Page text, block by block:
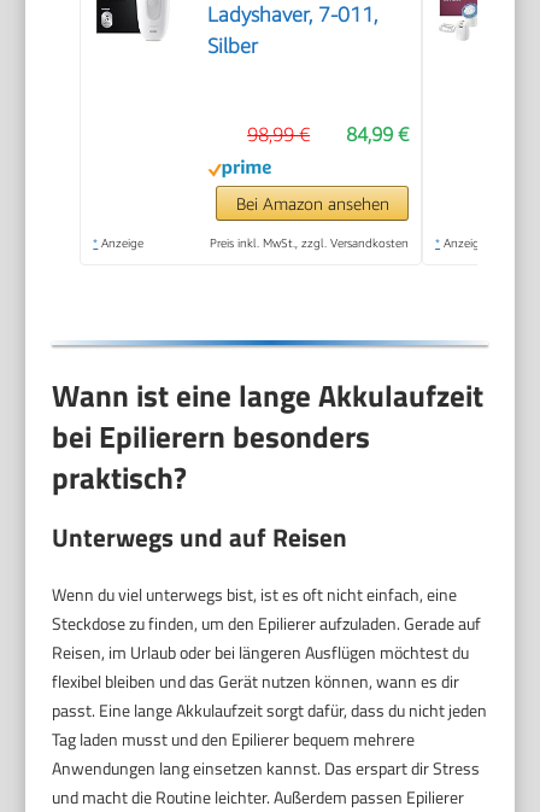
Ladyshaver, 7-011,
Silber
84,99 €
98,99 €
Bei Amazon ansehen
* Anzeige Preis inkl. MwSt., zzgl. Versandkosten * Anzeige
Wann ist eine lange Akkulaufzeit
bei Epilierern besonders
praktisch?
Unterwegs und auf Reisen
Wenn du viel unterwegs bist, ist es oft nicht einfach, eine
Steckdose zu finden, um den Epilierer aufzuladen. Gerade auf
Reisen, im Urlaub oder bei längeren Ausflügen möchtest du
flexibel bleiben und das Gerät nutzen können, wann es dir
passt. Eine lange Akkulaufzeit sorgt dafür, dass du nicht jeden
Tag laden musst und den Epilierer bequem mehrere
Anwendungen lang einsetzen kannst. Das erspart dir Stress
und macht die Routine leichter. Außerdem passen Epilierer